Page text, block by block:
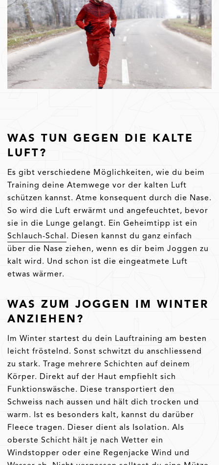
WAS TUN GEGEN DIE KALTE
LUFT?
Es gibt verschiedene Möglichkeiten, wie du beim
Training deine Atemwege vor der kalten Luft
schützen kannst. Atme konsequent durch die Nase.
So wird die Luft erwärmt und angefeuchtet, bevor
sie in die Lunge gelangt. Ein Geheimtipp ist ein
Schlauch-Schal. Diesen kannst du ganz einfach
über die Nase ziehen, wenn es dir beim Joggen zu
kalt wird. Und schon ist die eingeatmete Luft
etwas wärmer.
WAS ZUM JOGGEN IM WINTER
ANZIEHEN?
Im Winter startest du dein Lauftraining am besten
leicht fröstelnd. Sonst schwitzt du anschliessend
zu stark. Trage mehrere Schichten auf deinem
Körper. Direkt auf der Haut empfiehlt sich
Funktionswäsche. Diese transportiert den
Schweiss nach aussen und hält dich trocken und
warm. Ist es besonders kalt, kannst du darüber
Fleece tragen. Dieser dient als Isolation. Als
oberste Schicht hält je nach Wetter ein
Windstopper oder eine Regenjacke Wind und